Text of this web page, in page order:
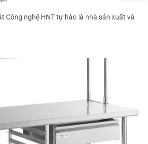
Công nghệ HNT tự hào là nhà sản xuất và